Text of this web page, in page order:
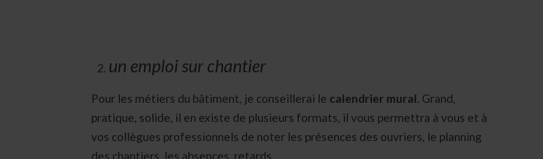
un emploi sur chantier
Pour les métiers du bâtiment, je conseillerai le calendrier mural. Grand,
pratique, solide, il en existe de plusieurs formats, il vous permettra à vous et à
vos collègues professionnels de noter les présences des ouvriers, le planning
des chantiers, les absences, retards…